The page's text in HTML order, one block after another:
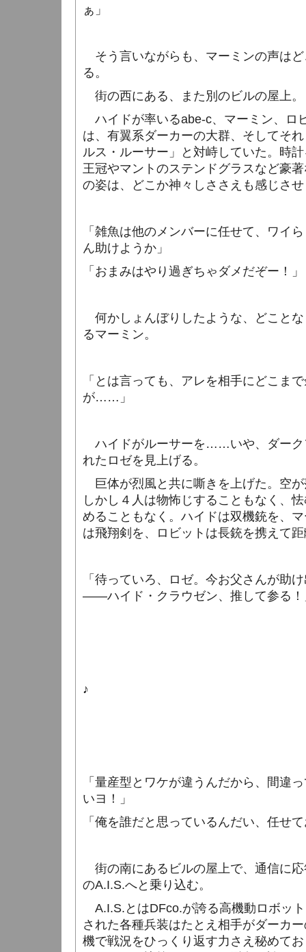
ぁ」
そう言いながらも、マーミンの声は
る。
街の西にある、また別のビルの屋上。
ハイドが率いるabe-c、マーミン、ロ
は、有翼系ダーカーの大群、そしてそ
ルス・ルーサー」と対峙していた。時
王冠やマントのステンドグラスなど豪
の姿は、どこか神々しささえも感じさ
「雑魚は他のメンバーに任せて、ワイ
ん助けようか」
「おまみはやり過ぎちゃダメだぞー！」
何かしょんぼりしたような、どこと
るマーミン。
「とは言っても、アレを相手にどこま
が……」
ハイドがルーサーを……いや、ダーク
れたロゼを見上げる。
巨体が烈風と共に嘶きを上げた。空
しかし４人は物怖じすることもなく、
めることもなく。ハイドは双機銃を、
は飛翔剣を、ロビットは長銃を携えて
「待っていろ、ロゼ。今お父さんが
――ハイド・クラウゼン、推して参る！
♪
「量産型とワケが違うんだから、間違
いヨ！」
「俺を誰だと思っているんだい、任せ
街の南にあるビルの屋上で、通信に
のA.I.S.へと乗り込む。
A.I.S. とはDFco.が誇る高機動ロボッ
された各種兵装はたとえ相手がダーカ
機で戦況をひっくり返す力さえ秘めて